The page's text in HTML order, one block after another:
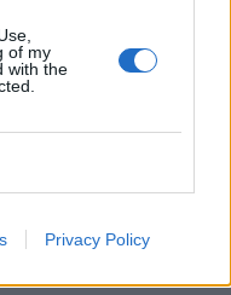
of my
with the
Privacy Policy
Grand Slam de
final de quase